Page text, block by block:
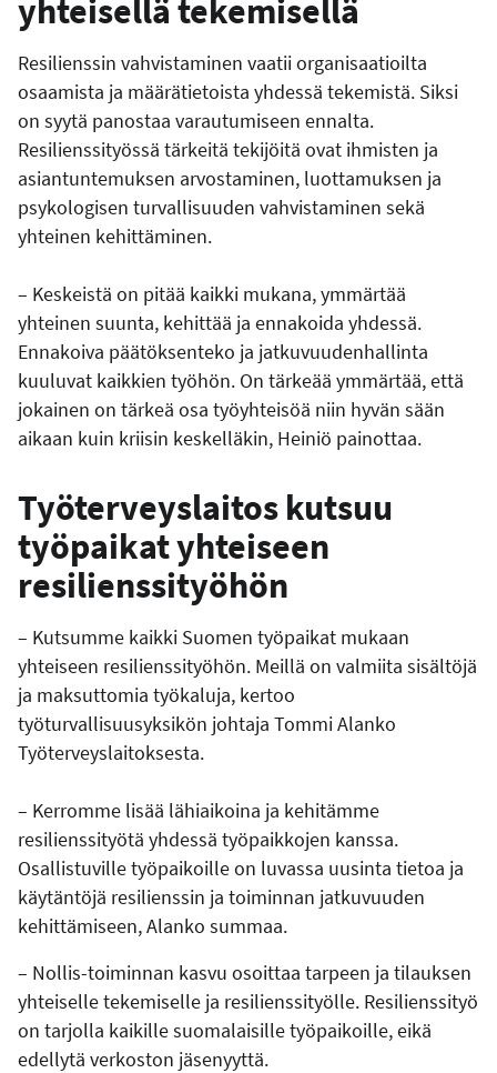
yhteisellä tekemisellä
Resilienssin vahvistaminen vaatii organisaatioilta
osaamista ja määrätietoista yhdessä tekemistä. Siksi
on syytä panostaa varautumiseen ennalta.
Resilienssityössä tärkeitä tekijöitä ovat ihmisten ja
asiantuntemuksen arvostaminen, luottamuksen ja
psykologisen turvallisuuden vahvistaminen sekä
yhteinen kehittäminen.
– Keskeistä on pitää kaikki mukana, ymmärtää
yhteinen suunta, kehittää ja ennakoida yhdessä.
Ennakoiva päätöksenteko ja jatkuvuudenhallinta
kuuluvat kaikkien työhön. On tärkeää ymmärtää, että
jokainen on tärkeä osa työyhteisöä niin hyvän sään
aikaan kuin kriisin keskelläkin, Heiniö painottaa.
Työterveyslaitos kutsuu
työpaikat yhteiseen
resilienssityöhön
– Kutsumme kaikki Suomen työpaikat mukaan
yhteiseen resilienssityöhön. Meillä on valmiita sisältöjä
ja maksuttomia työkaluja, kertoo
työturvallisuusyksikön johtaja Tommi Alanko
Työterveyslaitoksesta.
– Kerromme lisää lähiaikoina ja kehitämme
resilienssityötä yhdessä työpaikkojen kanssa.
Osallistuville työpaikoille on luvassa uusinta tietoa ja
käytäntöjä resilienssin ja toiminnan jatkuvuuden
kehittämiseen, Alanko summaa.
– Nollis-toiminnan kasvu osoittaa tarpeen ja tilauksen
yhteiselle tekemiselle ja resilienssityölle. Resilienssityö
on tarjolla kaikille suomalaisille työpaikoille, eikä
edellytä verkoston jäsenyyttä.